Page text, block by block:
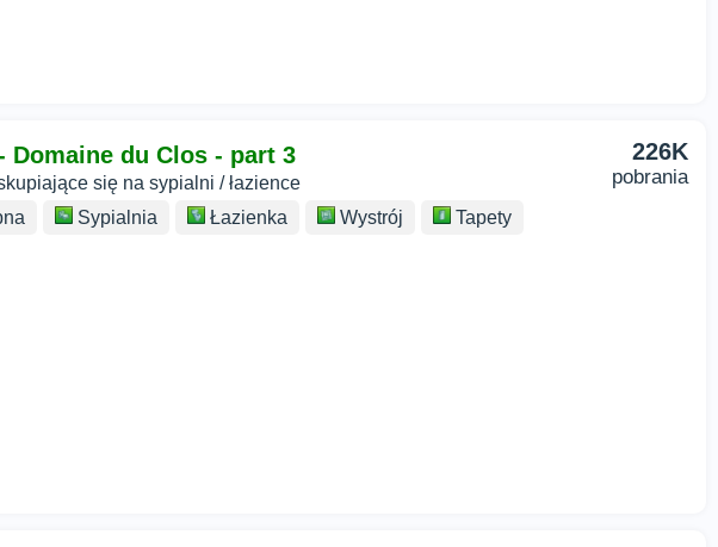
Domaine du Clos - part 3
się na sypialni / łazience
Sypialnia Łazienka Wystrój Tapety
226K
pobrania